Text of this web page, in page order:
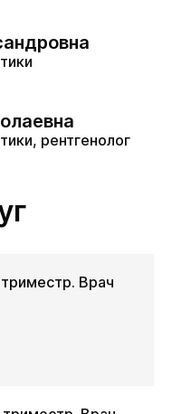
рентгенолог
Врач